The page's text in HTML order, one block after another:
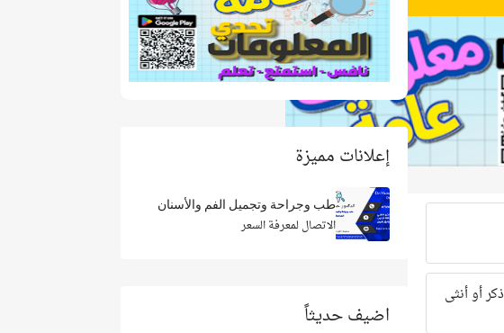
ذكر أو أنثى
إعلانات مميزة
طب وجراحة وتجميل الفم والأسنان
الاتصال لمعرفة السعر
اضيف حديثاً